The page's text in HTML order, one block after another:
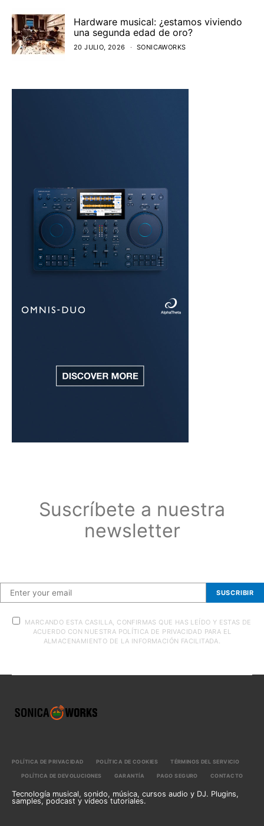
Hardware musical: ¿estamos viviendo
una segunda edad de oro?
20 JULIO, 2026 SONICAWORKS
Suscríbete a nuestra
newsletter
SUSCRIBIR
MARCANDO ESTA CASILLA, CONFIRMAS QUE HAS LEÍDO Y ESTAS DE
ACUERDO CON NUESTRA POLÍTICA DE PRIVACIDAD PARA EL
ALMACENAMIENTO DE LA INFORMACIÓN FACILITADA.
POLÍTICA DE PRIVACIDAD POLÍTICA DE COOKIES TÉRMINOS DEL SERVICIO
POLÍTICA DE DEVOLUCIONES GARANTÍA PAGO SEGURO CONTACTO
Tecnología musical, sonido, música, cursos audio y DJ. Plugins,
samples, podcast y vídeos tutoriales.